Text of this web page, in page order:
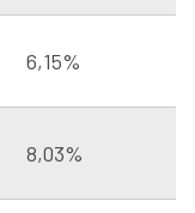
6,15%
8,03%